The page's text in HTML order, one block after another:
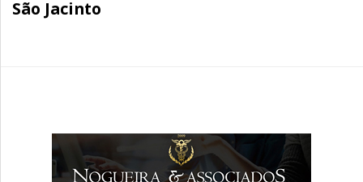
São Jacinto